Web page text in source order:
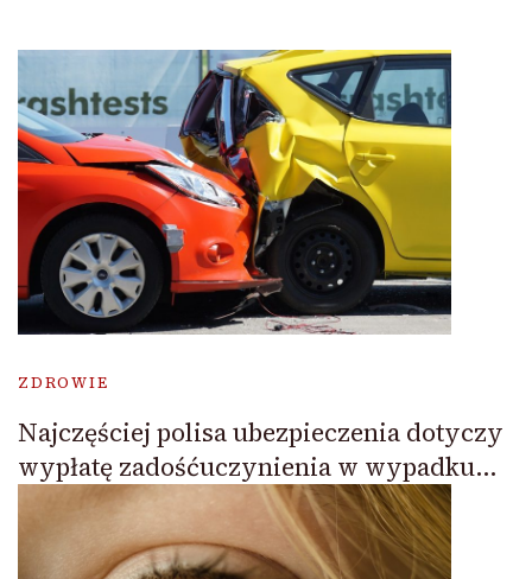
ZDROWIE
Najczęściej polisa ubezpieczenia dotyczy
wypłatę zadośćuczynienia w wypadku…